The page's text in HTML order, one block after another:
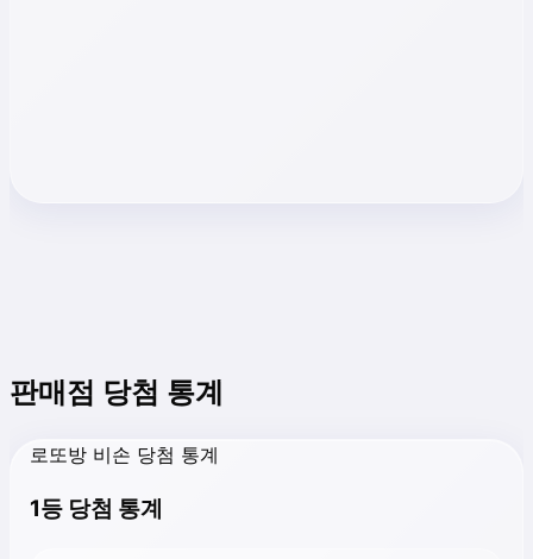
판매점 당첨 통계
로또방 비손 당첨 통계
1등 당첨 통계